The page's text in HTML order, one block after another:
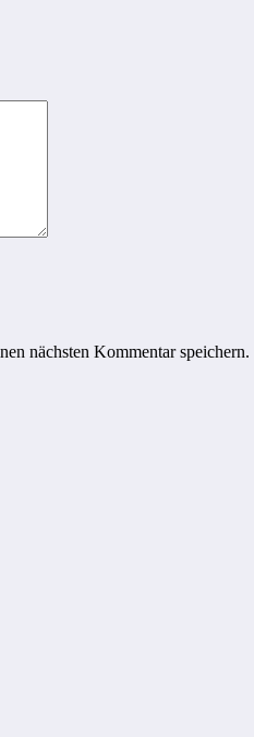
nächsten Kommentar speichern.